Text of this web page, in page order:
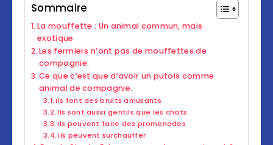
Sommaire
La mouffette : Un animal commun, mais
exotique
Les fermiers n’ont pas de mouffettes de
compagnie.
Ce que c’est que d’avoir un putois comme
animal de compagnie.
Ils font des bruits amusants
Ils sont aussi gentils que les chats
Ils peuvent faire des promenades
Ils peuvent surchauffer